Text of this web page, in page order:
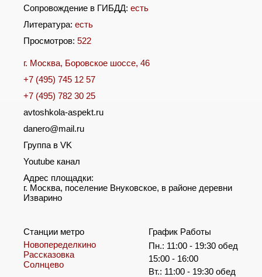
Сопровождение в ГИБДД: есть
Литература: есть
Просмотров: 522
г. Москва, Боровское шоссе, 46
+7 (495) 745 12 57
+7 (495) 782 30 25
avtoshkola-aspekt.ru
danero@mail.ru
Группа в VK
Youtube канал
Адрес площадки:
г. Москва, поселение Внуковское, в районе деревни
Изварино
Станции метро
Новопеределкино
Рассказовка
Солнцево
График Работы
Пн.: 11:00 - 19:30 обед
15:00 - 16:00
Вт.: 11:00 - 19:30 обед